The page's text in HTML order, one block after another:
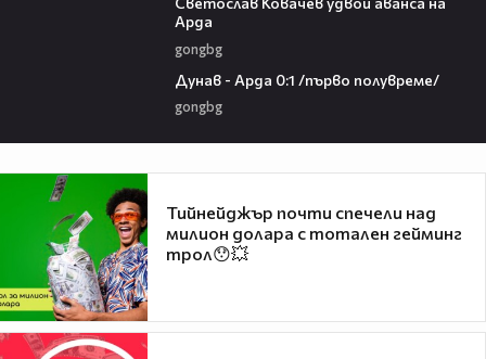
Арда
gongbg
Дунав - Арда 0:1 /първо полувреме/
gongbg
Тийнейджър почти спечели над
милион долара с тотален гейминг
трол😯💥